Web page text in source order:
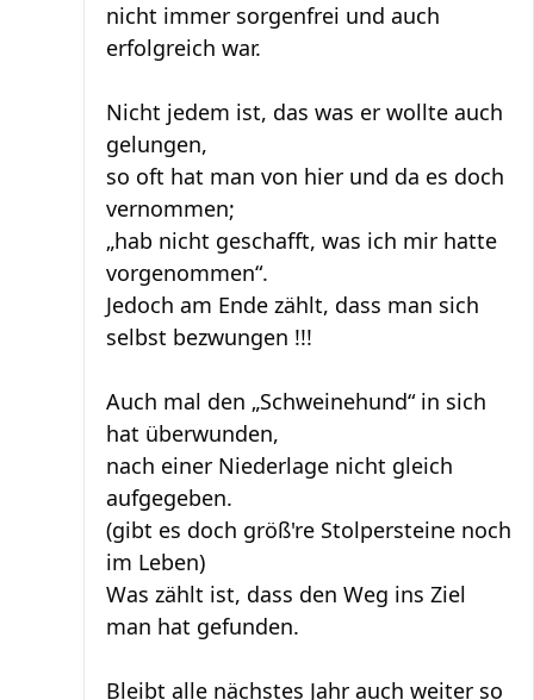
nicht immer sorgenfrei und auch
erfolgreich war.
Nicht jedem ist, das was er wollte auch
gelungen,
so oft hat man von hier und da es doch
vernommen;
„hab nicht geschafft, was ich mir hatte
vorgenommen“.
Jedoch am Ende zählt, dass man sich
selbst bezwungen !!!
Auch mal den „Schweinehund“ in sich
hat überwunden,
nach einer Niederlage nicht gleich
aufgegeben.
(gibt es doch größ're Stolpersteine noch
im Leben)
Was zählt ist, dass den Weg ins Ziel
man hat gefunden.
Bleibt alle nächstes Jahr auch weiter so